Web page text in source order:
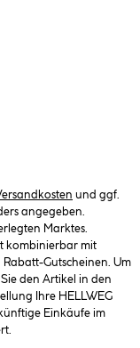
und ggf.
angegeben.
Marktes.
kombinierbar mit
Gutscheinen. Um
den Artikel in den
Ihre HELLWEG
Einkäufe im